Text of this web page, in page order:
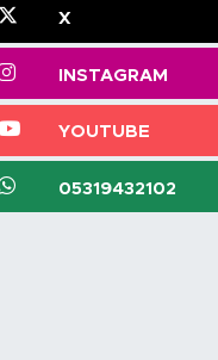
X
INSTAGRAM
YOUTUBE
05319432102